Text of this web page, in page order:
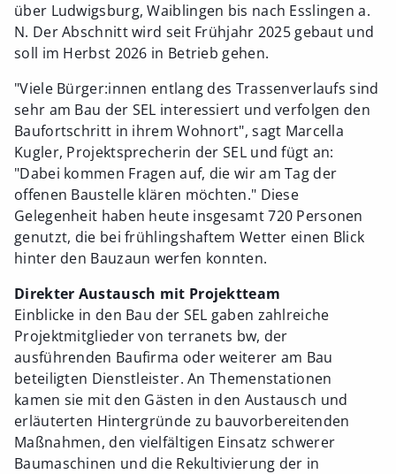
über Ludwigsburg, Waiblingen bis nach Esslingen a.
N. Der Abschnitt wird seit Frühjahr 2025 gebaut und
soll im Herbst 2026 in Betrieb gehen.
"Viele Bürger:innen entlang des Trassenverlaufs sind
sehr am Bau der SEL interessiert und verfolgen den
Baufortschritt in ihrem Wohnort", sagt Marcella
Kugler, Projektsprecherin der SEL und fügt an:
"Dabei kommen Fragen auf, die wir am Tag der
offenen Baustelle klären möchten." Diese
Gelegenheit haben heute insgesamt 720 Personen
genutzt, die bei frühlingshaftem Wetter einen Blick
hinter den Bauzaun werfen konnten.
Direkter Austausch mit Projektteam
Einblicke in den Bau der SEL gaben zahlreiche
Projektmitglieder von terranets bw, der
ausführenden Baufirma oder weiterer am Bau
beteiligten Dienstleister. An Themenstationen
kamen sie mit den Gästen in den Austausch und
erläuterten Hintergründe zu bauvorbereitenden
Maßnahmen, den vielfältigen Einsatz schwerer
Baumaschinen und die Rekultivierung der in